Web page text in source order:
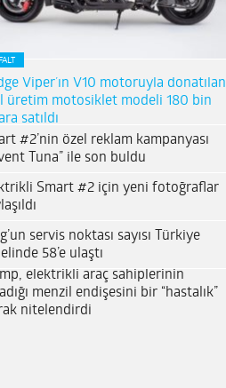
Viper’ın V10 motoruyla donatılan
üretim motosiklet modeli 180 bin
satıldı
#2’nin özel reklam kampanyası
Tuna” ile son buldu
Smart #2 için yeni fotoğraflar
servis noktası sayısı Türkiye
58’e ulaştı
elektrikli araç sahiplerinin
menzil endişesini bir “hastalık”
nitelendirdi